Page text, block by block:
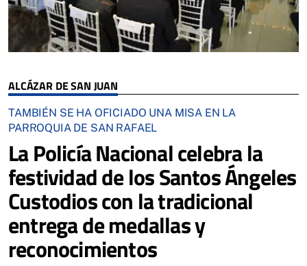
ALCÁZAR DE SAN JUAN
TAMBIÉN SE HA OFICIADO UNA MISA EN LA
PARROQUIA DE SAN RAFAEL
La Policía Nacional celebra la
festividad de los Santos Ángeles
Custodios con la tradicional
entrega de medallas y
reconocimientos